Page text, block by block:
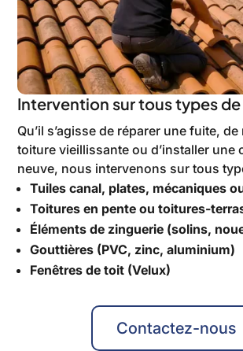
Intervention sur tous types
Qu’il s’agisse de réparer une fuite,
toiture vieillissante ou d’installer une
neuve, nous intervenons sur tous
Tuiles canal, plates, mécaniques
Toitures en pente ou toitures-
Éléments de zinguerie (solins,
Gouttières (PVC, zinc, aluminium)
Fenêtres de toit (Velux)
Contactez-nous